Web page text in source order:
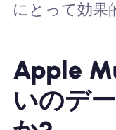
にとって効果
Apple
いのデ